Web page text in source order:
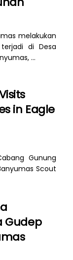
melakukan
di Desa
...
in Eagle
Gunung
Scout
Gudep